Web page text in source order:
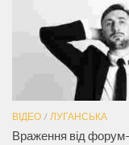
ВІДЕО / ЛУГАНСЬКА
Враження від